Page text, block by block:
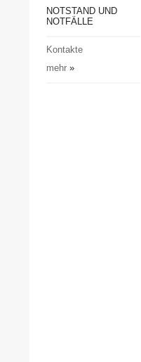
NOTSTAND UND
NOTFÄLLE
Kontakte
mehr»